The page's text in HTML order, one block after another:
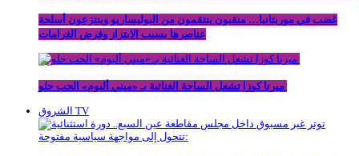
غضب في موريتانيا… منقبون ينتقمون من البوليساريو وينتزعون أسلحة
عناصرها بسبب الابتزاز وفرض الغرامات
الشروق TV